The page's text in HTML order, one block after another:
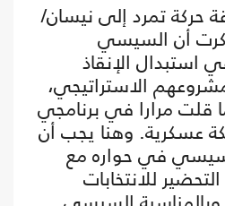
حركة تمرد إلى نيسان/
فكما ذكرت أن السيسي
استبدال الإنقاذ
الاستراتيجي،
مرارا في برنامجي
عسكرية. وهنا يجب أن
في حواره مع
للانتخابات